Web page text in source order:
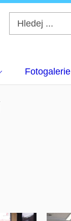
Fotogalerie